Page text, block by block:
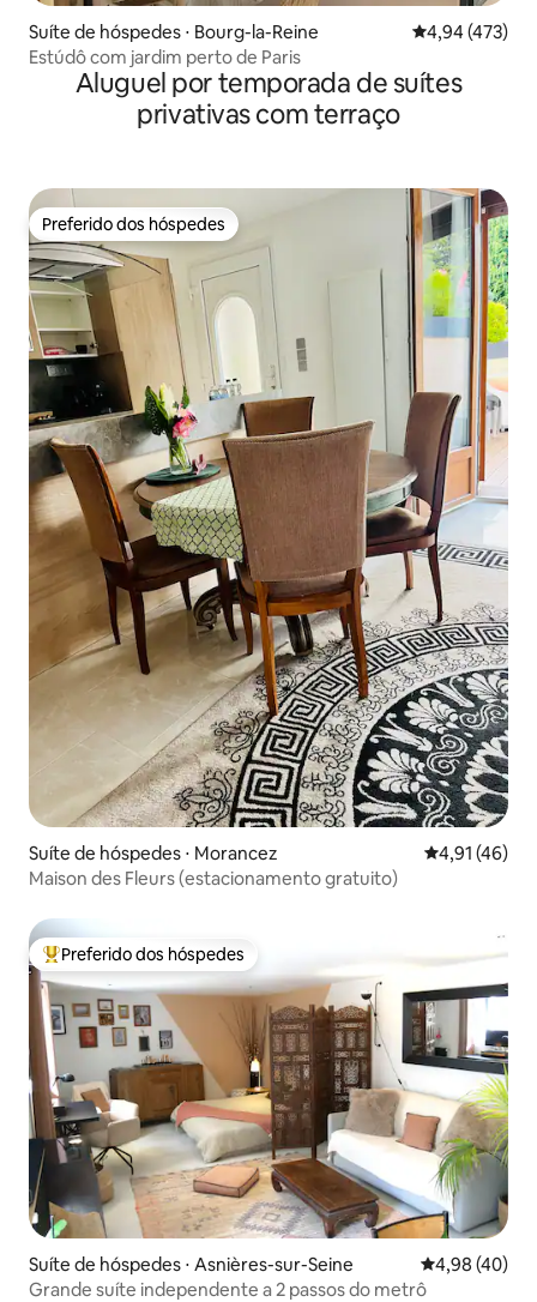
Suíte de hóspedes ⋅ Bourg-la-Reine 4,94 de uma
4,94 (473)
Estúdô com jardim perto de Paris
Aluguel por temporada de suítes
privativas com terraço
Preferido dos hóspedes
Preferido dos hóspedes
Suíte de hóspedes ⋅ Morancez 4,91 de uma
4,91 (46)
Maison des Fleurs (estacionamento gratuito)
Entre os melhores preferidos dos hóspedes
Preferido dos hóspedes
Suíte de hóspedes ⋅ Asnières-sur-Seine 4,98 de uma
4,98 (40)
Grande suíte independente a 2 passos do metrô